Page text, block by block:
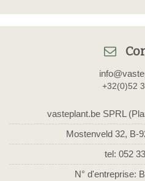
+32(0)52
vasteplant.be SPRL
Mostenveld 32, B-
tel: 052
N° d'entreprise: